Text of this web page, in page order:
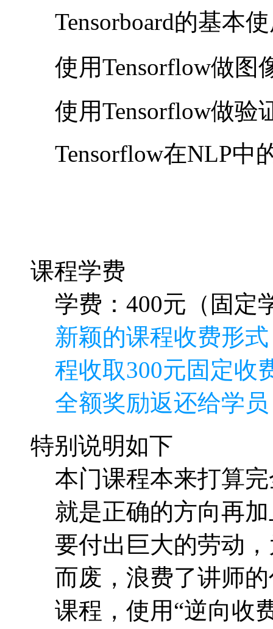
Tensorboard的基本
使用Tensorflow做图
使用Tensorflow做验
Tensorflow在NLP中
课程学费
学费：400元（固定
新颖的课程收费形
程收取300元固定收
全额奖励返还给学
特别说明如下
本门课程本来打算
就是正确的方向再
要付出巨大的劳动
而废，浪费了讲师
课程，使用“逆向收